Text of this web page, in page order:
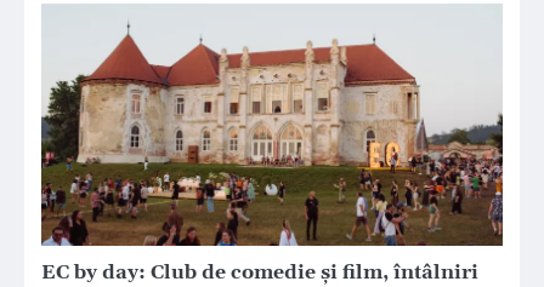
EC by day: Club de comedie și film, întâlniri